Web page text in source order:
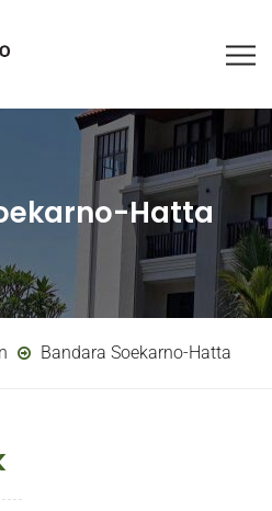
Hatta
Bandara Soekarno-Hatta